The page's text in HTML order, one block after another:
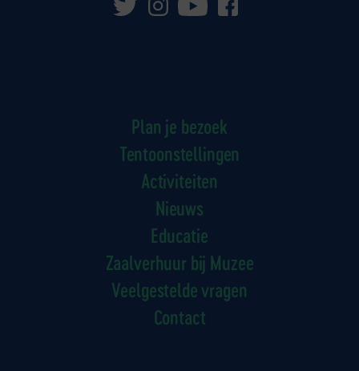
Plan je bezoek
Tentoonstellingen
Activiteiten
Nieuws
Educatie
Zaalverhuur bij Muzee
Veelgestelde vragen
Contact